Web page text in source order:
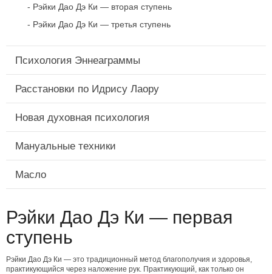
Рэйки Дао Дэ Ки — вторая ступень
Рэйки Дао Дэ Ки — третья ступень
Психология Эннеаграммы
Расстановки по Идрису Лаору
Новая духовная психология
Мануальные техники
Масло
Рэйки Дао Дэ Ки — первая
ступень
Рэйки Дао Дэ Ки — это традиционный метод благополучия и здоровья,
практикующийся через наложение рук. Практикующий, как только он